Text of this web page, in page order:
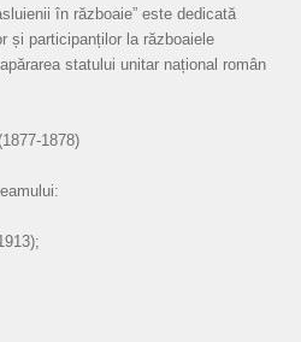
în războaie” este dedicată
și participanților la războaiele
statului unitar național român
1878)